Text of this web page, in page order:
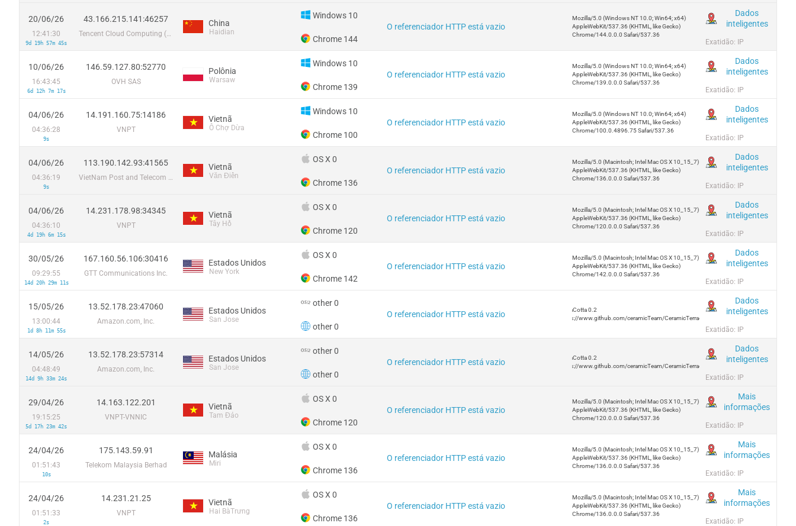
20/06/26
12:41:30
9d 19h 57m 45s
43.166.215.141:46257
Tencent Cloud Computing (Beijing) Co
China
Haidian
Windows 10
Chrome 144
O referenciador HTTP está vazio
Mozilla/5.0 (Windows NT 10.0; Win64; x64)
AppleWebKit/537.36 (KHTML, like Gecko)
Chrome/144.0.0.0 Safari/537.36
Dados
inteligentes
Exatidão: IP
10/06/26
16:43:45
6d 12h 7m 17s
146.59.127.80:52770
OVH SAS
Polônia
Warsaw
Windows 10
Chrome 139
O referenciador HTTP está vazio
Mozilla/5.0 (Windows NT 10.0; Win64; x64)
AppleWebKit/537.36 (KHTML, like Gecko)
Chrome/139.0.0.0 Safari/537.36
Dados
inteligentes
Exatidão: IP
04/06/26
04:36:28
9s
14.191.160.75:14186
VNPT
Vietnã
Ô Chợ Dừa
Windows 10
Chrome 100
O referenciador HTTP está vazio
Mozilla/5.0 (Windows NT 10.0; Win64; x64)
AppleWebKit/537.36 (KHTML, like Gecko)
Chrome/100.0.4896.75 Safari/537.36
Dados
inteligentes
Exatidão: IP
04/06/26
04:36:19
9s
113.190.142.93:41565
VietNam Post and Telecom Corporation
Vietnã
Văn Điển
OS X 0
Chrome 136
O referenciador HTTP está vazio
Mozilla/5.0 (Macintosh; Intel Mac OS X 10_15_7)
AppleWebKit/537.36 (KHTML, like Gecko)
Chrome/136.0.0.0 Safari/537.36
Dados
inteligentes
Exatidão: IP
04/06/26
04:36:10
4d 19h 6m 15s
14.231.178.98:34345
VNPT
Vietnã
Tây Hồ
OS X 0
Chrome 120
O referenciador HTTP está vazio
Mozilla/5.0 (Macintosh; Intel Mac OS X 10_15_7)
AppleWebKit/537.36 (KHTML, like Gecko)
Chrome/120.0.0.0 Safari/537.36
Dados
inteligentes
Exatidão: IP
30/05/26
09:29:55
14d 20h 29m 11s
167.160.56.106:30416
GTT Communications Inc.
Estados Unidos
New York
OS X 0
Chrome 142
O referenciador HTTP está vazio
Mozilla/5.0 (Macintosh; Intel Mac OS X 10_15_7)
AppleWebKit/537.36 (KHTML, like Gecko)
Chrome/142.0.0.0 Safari/537.36
Dados
inteligentes
Exatidão: IP
15/05/26
13:00:44
1d 8h 11m 55s
13.52.178.23:47060
Amazon.com, Inc.
Estados Unidos
San Jose
other 0
other 0
O referenciador HTTP está vazio
TerraCotta 0.2
https://www.github.com/ceramicTeam/CeramicTerracotta
Dados
inteligentes
Exatidão: IP
14/05/26
04:48:49
14d 9h 33m 24s
13.52.178.23:57314
Amazon.com, Inc.
Estados Unidos
San Jose
other 0
other 0
O referenciador HTTP está vazio
TerraCotta 0.2
https://www.github.com/ceramicTeam/CeramicTerracotta
Dados
inteligentes
Exatidão: IP
29/04/26
19:15:25
5d 17h 23m 42s
14.163.122.201
VNPT-VNNIC
Vietnã
Tam Đảo
OS X 0
Chrome 120
O referenciador HTTP está vazio
Mozilla/5.0 (Macintosh; Intel Mac OS X 10_15_7)
AppleWebKit/537.36 (KHTML, like Gecko)
Chrome/120.0.0.0 Safari/537.36
Mais
informações
Exatidão: IP
24/04/26
01:51:43
10s
175.143.59.91
Telekom Malaysia Berhad
Malásia
Miri
OS X 0
Chrome 136
O referenciador HTTP está vazio
Mozilla/5.0 (Macintosh; Intel Mac OS X 10_15_7)
AppleWebKit/537.36 (KHTML, like Gecko)
Chrome/136.0.0.0 Safari/537.36
Mais
informações
Exatidão: IP
24/04/26
01:51:33
2s
14.231.21.25
VNPT
Vietnã
Hai BàTrưng
OS X 0
Chrome 136
O referenciador HTTP está vazio
Mozilla/5.0 (Macintosh; Intel Mac OS X 10_15_7)
AppleWebKit/537.36 (KHTML, like Gecko)
Chrome/136.0.0.0 Safari/537.36
Mais
informações
Exatidão: IP